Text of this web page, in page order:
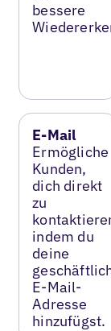
bessere
E-Mail
Ermögliche
Kunden,
dich direkt
zu
indem du
deine
E-Mail-
Adresse
hinzufügst.